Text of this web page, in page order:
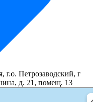
г.о. Петрозаводский, г
д. 21, помещ. 13